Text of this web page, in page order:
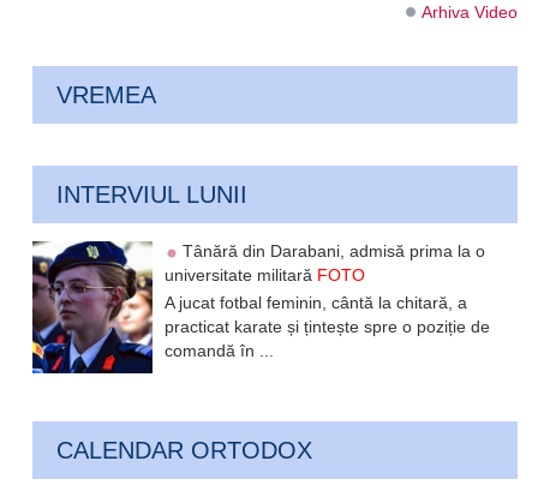
Arhiva Video
VREMEA
INTERVIUL LUNII
Tânără din Darabani, admisă prima la o
universitate militară FOTO
A jucat fotbal feminin, cântă la chitară, a
practicat karate și țintește spre o poziție de
comandă în ...
CALENDAR ORTODOX